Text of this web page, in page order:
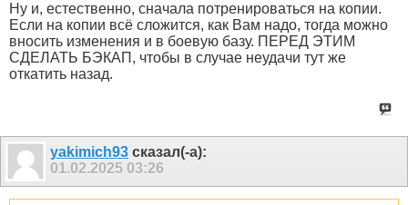
Ну и, естественно, сначала потренироваться на копии.
Если на копии всё сложится, как Вам надо, тогда можно
вносить изменения и в боевую базу. ПЕРЕД ЭТИМ
СДЕЛАТЬ БЭКАП, чтобы в случае неудачи тут же
откатить назад.
yakimich93 сказал(-а):
01.02.2025 03:26